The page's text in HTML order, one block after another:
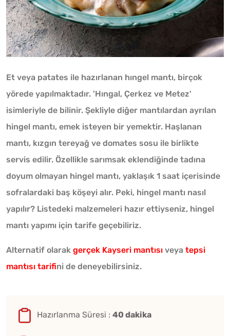
Et veya patates ile hazırlanan hıngel mantı, birçok
yörede yapılmaktadır. 'Hıngal, Çerkez ve Metez'
isimleriyle de bilinir. Şekliyle diğer mantılardan ayrılan
hingel mantı, emek isteyen bir yemektir. Haşlanan
mantı, kızgın tereyağ ve domates sosu ile birlikte
servis edilir. Özellikle sarımsak eklendiğinde tadına
doyum olmayan hingel mantı, yaklaşık 1 saat içerisinde
sofralardaki baş köşeyi alır. Peki, hingel mantı nasıl
yapılır? Listedeki malzemeleri hazır ettiyseniz, hingel
mantı yapımı için tarife geçebiliriz.
Alternatif olarak gerçek Kayseri mantısı veya tepsi
mantısı tarifini de deneyebilirsiniz.
Hazırlanma Süresi : 40 dakika